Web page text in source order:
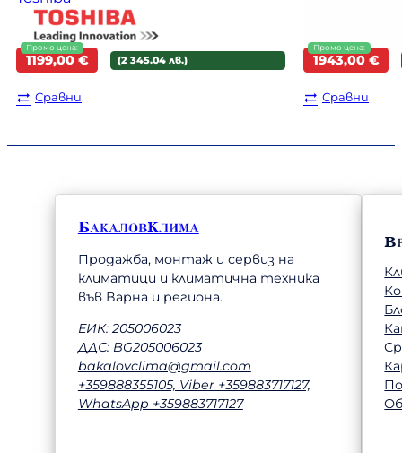
Original
price
was:
1199,00 €
Текущата
цена
е:
(2 345.04 лв.)
Сравни
Original
price
was:
1943,00 €
Текущата
цена
е:
Сравни
БакаловКлима
Продажба, монтаж и сервиз на
климатици и климатична техника
във Варна и региона.
ЕИК: 205006023
ДДС: BG205006023
bakalovclima@gmail.com
+359888355105, Viber +359883717127,
WhatsApp +359883717127